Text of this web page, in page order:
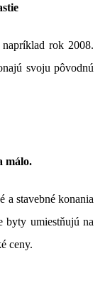
rok 2008.
svoju pôvodnú
málo.
a stavebné konania
byty umiestňujú na
ceny.